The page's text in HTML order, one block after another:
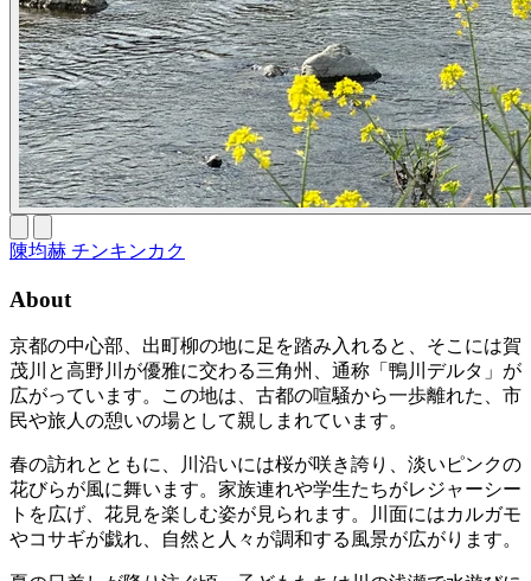
陳均赫 チンキンカク
About
京都の中心部、出町柳の地に足を踏み入れると、そこには賀
茂川と高野川が優雅に交わる三角州、通称「鴨川デルタ」が
広がっています。この地は、古都の喧騒から一歩離れた、市
民や旅人の憩いの場として親しまれています。
春の訪れとともに、川沿いには桜が咲き誇り、淡いピンクの
花びらが風に舞います。家族連れや学生たちがレジャーシー
トを広げ、花見を楽しむ姿が見られます。川面にはカルガモ
やコサギが戯れ、自然と人々が調和する風景が広がります。